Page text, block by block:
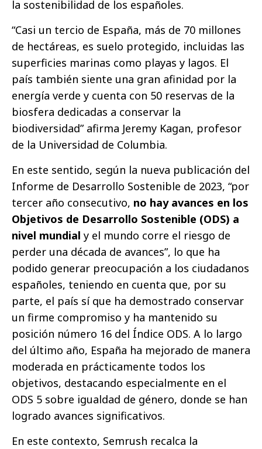
la sostenibilidad de los españoles.
“Casi un tercio de España, más de 70 millones
de hectáreas, es suelo protegido, incluidas las
superficies marinas como playas y lagos. El
país también siente una gran afinidad por la
energía verde y cuenta con 50 reservas de la
biosfera dedicadas a conservar la
biodiversidad” afirma Jeremy Kagan, profesor
de la Universidad de Columbia.
En este sentido, según la nueva publicación del
Informe de Desarrollo Sostenible de 2023, “por
tercer año consecutivo, no hay avances en los
Objetivos de Desarrollo Sostenible (ODS) a
nivel mundial y el mundo corre el riesgo de
perder una década de avances”, lo que ha
podido generar preocupación a los ciudadanos
españoles, teniendo en cuenta que, por su
parte, el país sí que ha demostrado conservar
un firme compromiso y ha mantenido su
posición número 16 del Índice ODS. A lo largo
del último año, España ha mejorado de manera
moderada en prácticamente todos los
objetivos, destacando especialmente en el
ODS 5 sobre igualdad de género, donde se han
logrado avances significativos.
En este contexto, Semrush recalca la